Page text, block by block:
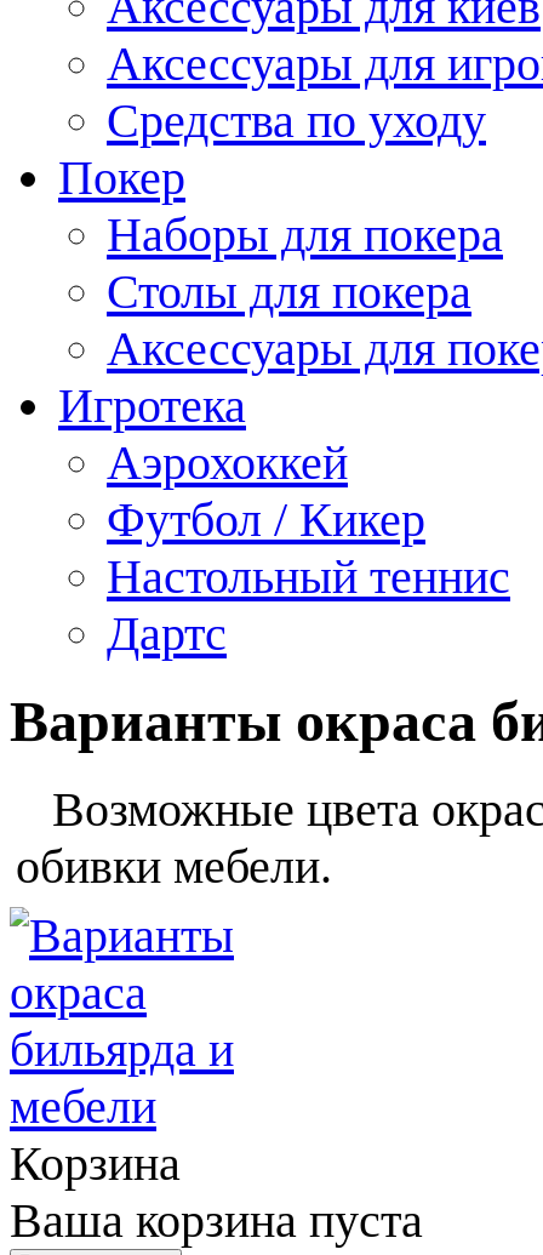
Аксессуары для
Средства по уходу
Покер
Наборы для покера
Столы для покера
Аксессуары для
Игротека
Аэрохоккей
Футбол / Кикер
Настольный теннис
Дартс
Варианты окраса
Возможные цвета
обивки мебели.
Корзина
Ваша корзина пуста